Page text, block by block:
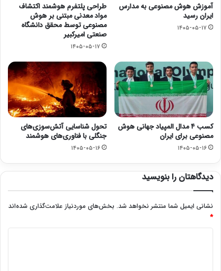
آموزش هوش مصنوعی به مدارس
ایران رسید
۱۴۰۵-۰۵-۱۷
طراحی پلتفرم هوشمند اکتشاف
مواد معدنی مبتنی بر هوش
مصنوعی توسط محقق دانشگاه
صنعتی امیرکبیر
۱۴۰۵-۰۵-۱۷
کسب ۴ مدال المپیاد جهانی هوش
مصنوعی برای ایران
۱۴۰۵-۰۵-۱۶
تحول شناسایی آتش‌سوزی‌های
جنگلی با فناوری‌های هوشمند
۱۴۰۵-۰۵-۱۶
دیدگاهتان را بنویسید
نشانی ایمیل شما منتشر نخواهد شد. بخش‌های موردنیاز علامت‌گذاری شده‌اند
*